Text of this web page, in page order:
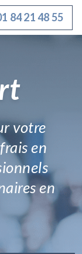
84 21 48 55
votre
en
en